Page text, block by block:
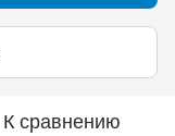
К сравнению